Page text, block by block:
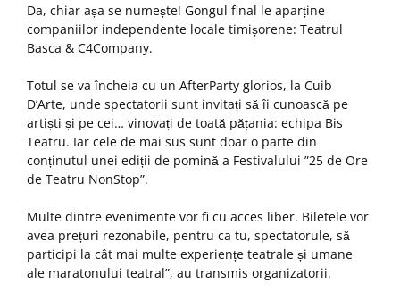
Da, chiar așa se numește! Gongul final le aparține
companiilor independente locale timișorene: Teatrul
Basca & C4Company.
Totul se va încheia cu un AfterParty glorios, la Cuib
D’Arte, unde spectatorii sunt invitați să îi cunoască pe
artiști și pe cei… vinovați de toată pățania: echipa Bis
Teatru. Iar cele de mai sus sunt doar o parte din
conținutul unei ediții de pomină a Festivalului ”25 de Ore
de Teatru NonStop”.
Multe dintre evenimente vor fi cu acces liber. Biletele vor
avea prețuri rezonabile, pentru ca tu, spectatorule, să
participi la cât mai multe experiențe teatrale și umane
ale maratonului teatral”, au transmis organizatorii.